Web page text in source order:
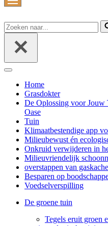
Navigatiemenu
Zoeken
naar...
Navigatiemenu
Home
Grasdokter
De Oplossing voor
Oase
Tuin
Klimaatbestendige app
Milieubewust én
Onkruid verwijderen in
Milieuvriendelijk
overstappen van
Besparen op
Voedselverspilling
De groene tuin
Tegels eruit groen